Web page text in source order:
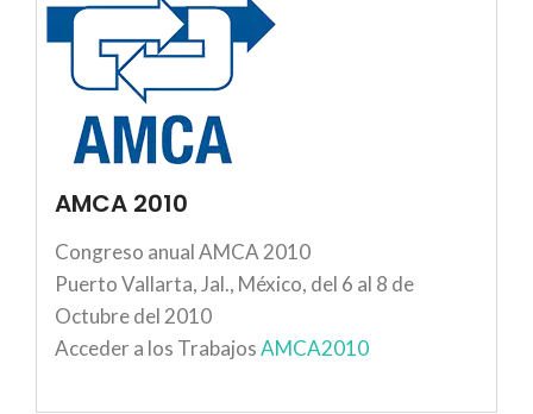
AMCA 2010
Congreso anual AMCA 2010
Puerto Vallarta, Jal., México, del 6 al 8 de
Octubre del 2010
Acceder a los TrabajosAMCA2010